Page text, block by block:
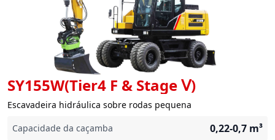
SY155W(Tier4 F & Stage Ⅴ)
Escavadeira hidráulica sobre rodas pequena
Capacidade da caçamba
0,22-0,7 m³